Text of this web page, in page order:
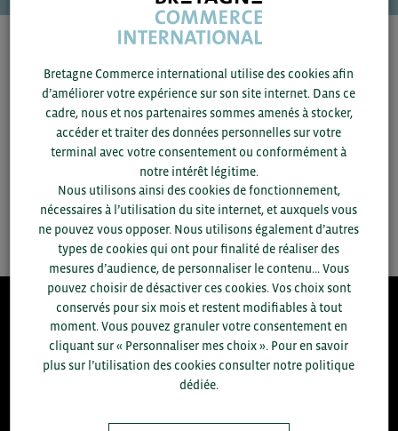
département et votre secteurou connectez-vous.
SAUVEGARDER
8.300
ACCOMPAGNEMENTS RÉALISÉS EN 2025
développement commercial, conseils réglementaires, réunions
Bretagne Commerce international utilise des cookies afin
d’améliorer votre expérience sur son site internet. Dans ce
cadre, nous et nos partenaires sommes amenés à stocker,
accéder et traiter des données personnelles sur votre
terminal avec votre consentement ou conformément à
notre intérêt légitime.
Nous utilisons ainsi des cookies de fonctionnement,
nécessaires à l’utilisation du site internet, et auxquels vous
ne pouvez vous opposer. Nous utilisons également d’autres
types de cookies qui ont pour finalité de réaliser des
mesures d’audience, de personnaliser le contenu... Vous
pouvez choisir de désactiver ces cookies. Vos choix sont
conservés pour six mois et restent modifiables à tout
moment. Vous pouvez granuler votre consentement en
cliquant sur « Personnaliser mes choix ». Pour en savoir
plus sur l’utilisation des cookies consulter notre politique
dédiée.